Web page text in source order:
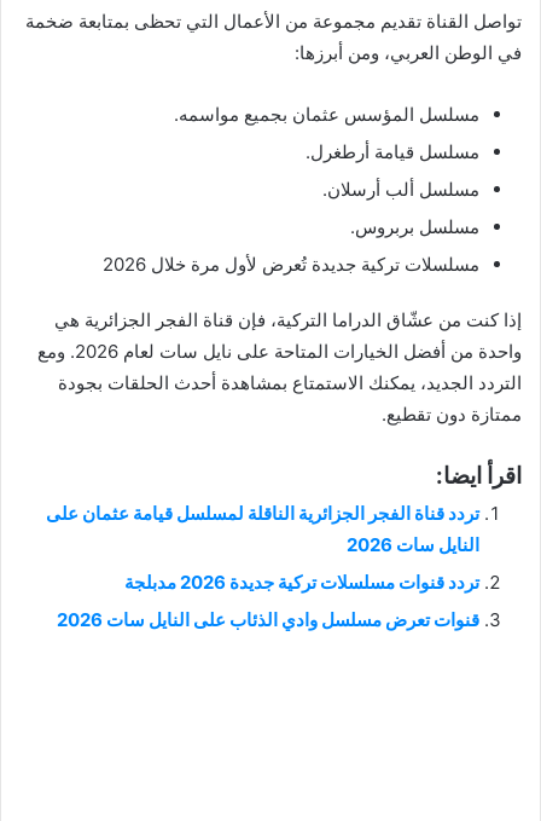
تواصل القناة تقديم مجموعة من الأعمال التي تحظى بمتابعة ضخمة
في الوطن العربي، ومن أبرزها:
مسلسل المؤسس عثمان بجميع مواسمه.
مسلسل قيامة أرطغرل.
مسلسل ألب أرسلان.
مسلسل بربروس.
مسلسلات تركية جديدة تُعرض لأول مرة خلال 2026
إذا كنت من عشّاق الدراما التركية، فإن قناة الفجر الجزائرية هي
واحدة من أفضل الخيارات المتاحة على نايل سات لعام 2026. ومع
التردد الجديد، يمكنك الاستمتاع بمشاهدة أحدث الحلقات بجودة
ممتازة دون تقطيع.
اقرأ ايضا:
تردد قناة الفجر الجزائرية الناقلة لمسلسل قيامة عثمان على
النايل سات 2026
تردد قنوات مسلسلات تركية جديدة 2026 مدبلجة
قنوات تعرض مسلسل وادي الذئاب على النايل سات 2026